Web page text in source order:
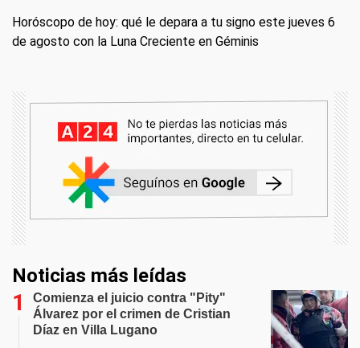
Horóscopo de hoy: qué le depara a tu signo este jueves 6
de agosto con la Luna Creciente en Géminis
Noticias más leídas
Comienza el juicio contra "Pity"
Álvarez por el crimen de Cristian
Díaz en Villa Lugano